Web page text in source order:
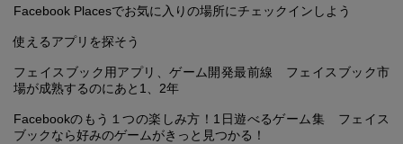
Facebook Placesでお気に入りの場所にチェックインしよう
使えるアプリを探そう
フェイスブック用アプリ、ゲーム開発最前線 フェイスブック市
場が成熟するのにあと1、2年
Facebookのもう１つの楽しみ方！1日遊べるゲーム集 フェイス
ブックなら好みのゲームがきっと見つかる！